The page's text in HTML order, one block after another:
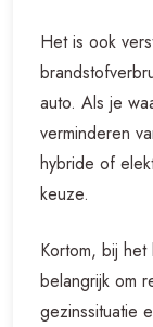
Het is ook
auto. Als je
verminderen
hybride of
keuze.
Kortom, bij
belangrijk om
gezinssituatie